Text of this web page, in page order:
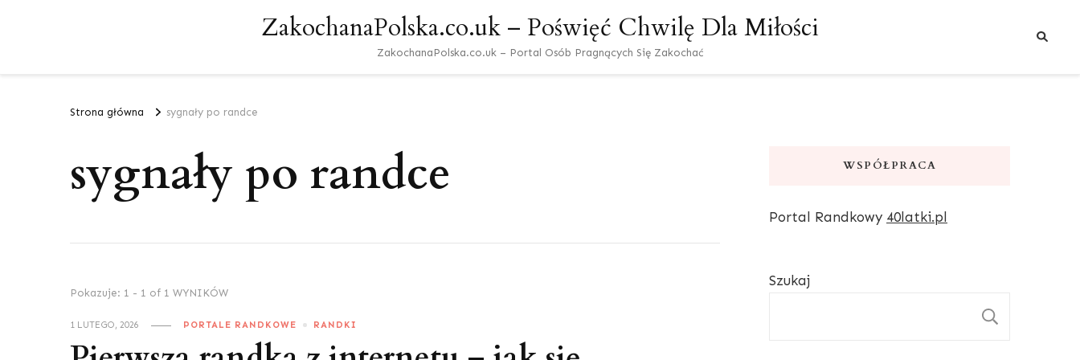
ZakochanaPolska.co.uk – Poświęć Chwilę Dla Miłości
ZakochanaPolska.co.uk – Portal Osób Pragnących Się Zakochać
Strona główna sygnały po randce
sygnały po randce
Pokazuje: 1 - 1 of 1 WYNIKÓW
1 LUTEGO, 2026 PORTALE RANDKOWE RANDKI
WSPÓŁPRACA
Portal Randkowy 40latki.pl
Szukaj